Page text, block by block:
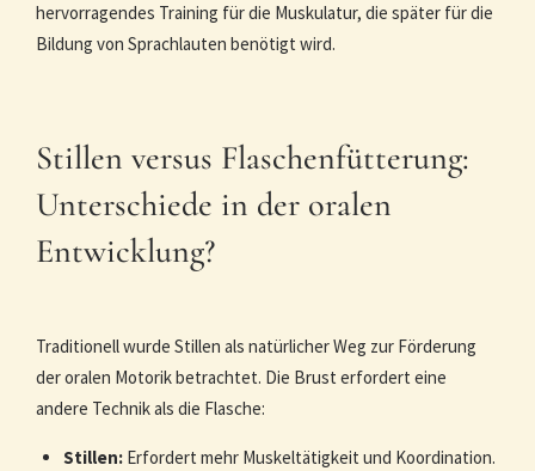
hervorragendes Training für die Muskulatur, die später für die
Bildung von Sprachlauten benötigt wird.
Stillen versus Flaschenfütterung:
Unterschiede in der oralen
Entwicklung?
Traditionell wurde Stillen als natürlicher Weg zur Förderung
der oralen Motorik betrachtet. Die Brust erfordert eine
andere Technik als die Flasche:
Stillen:Erfordert mehr Muskeltätigkeit und Koordination.